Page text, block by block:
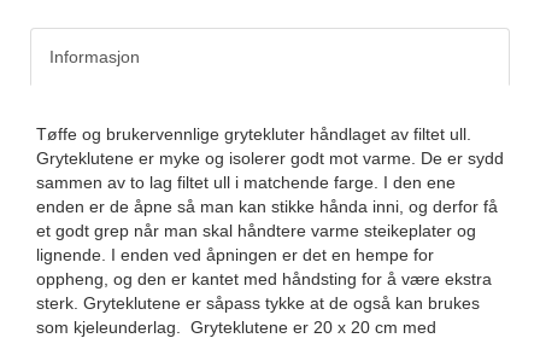
Informasjon
Tøffe og brukervennlige grytekluter håndlaget av filtet ull.
Gryteklutene er myke og isolerer godt mot varme. De er sydd
sammen av to lag filtet ull i matchende farge. I den ene
enden er de åpne så man kan stikke hånda inni, og derfor få
et godt grep når man skal håndtere varme steikeplater og
lignende. I enden ved åpningen er det en hempe for
oppheng, og den er kantet med håndsting for å være ekstra
sterk. Gryteklutene er såpass tykke at de også kan brukes
som kjeleunderlag. Gryteklutene er 20 x 20 cm med